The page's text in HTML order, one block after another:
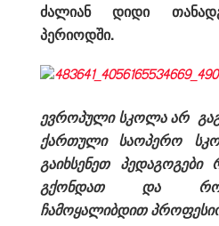
ძალიან დიდი
პერიოდში.
ევროპული სკოლა არ
ქართული საოპერო
გაიხსენეთ პედაგოგები
გქონდათ და
ჩამოყალიბდით